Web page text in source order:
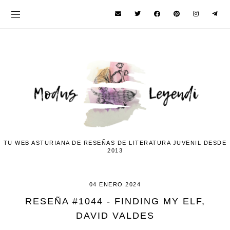
TU WEB ASTURIANA DE RESEÑAS DE LITERATURA JUVENIL DESDE
2013
04 ENERO 2024
RESEÑA #1044 - FINDING MY ELF,
DAVID VALDES